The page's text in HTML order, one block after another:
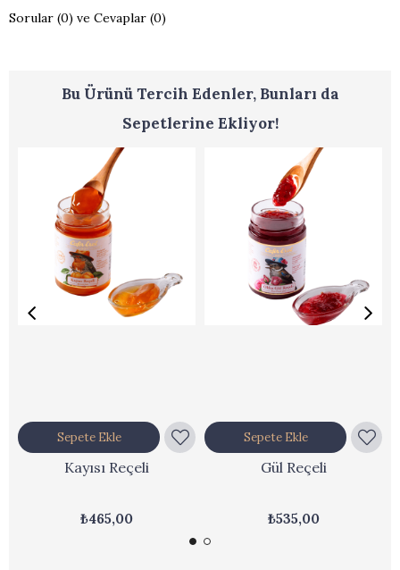
Sorular (0) ve Cevaplar (0)
Bu Ürünü Tercih Edenler, Bunları da
Sepetlerine Ekliyor!
Kayısı Reçeli
₺465,00
Sepete Ekle
Gül Reçeli
₺535,00
Sepete Ekle